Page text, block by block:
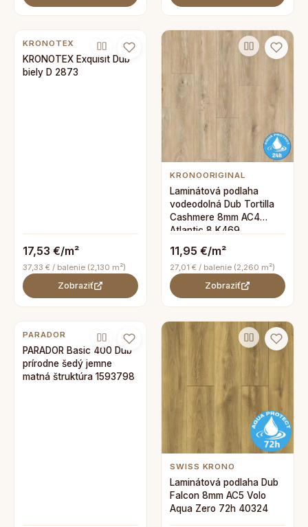
KRONOTEX
KRONOTEX Exquisit Dub
biely D 2873
17,53 €/m²
37,33 € / balenie (2,130 m²)
Zobraziť
KRONOORIGINAL
Laminátová podlaha
vodeodolná Dub Tortilla
Cashmere 8mm AC4
Atlantic 8 K469
11,95 €/m²
27,01 € / balenie (2,260 m²)
Zobraziť
PARADOR
PARADOR Basic 400 Dub
prírodne šedý jemne
matná štruktúra 1593798
SWISS KRONO
Laminátová podlaha Dub
Falcon 8mm AC5 Volo
Aqua Zero 72h 40324